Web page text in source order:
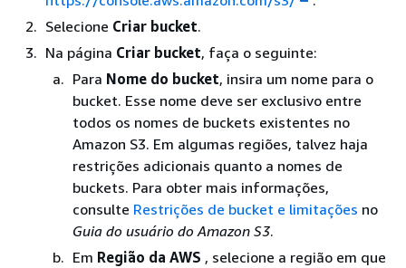
Selecione Criar bucket.
Na página Criar bucket, faça o seguinte:
Para Nome do bucket, insira um nome para o
bucket. Esse nome deve ser exclusivo entre
todos os nomes de buckets existentes no
Amazon S3. Em algumas regiões, talvez haja
restrições adicionais quanto a nomes de
buckets. Para obter mais informações,
consulte Restrições de bucket e limitações no
Guia do usuário do Amazon S3.
Em Região da AWS , selecione a região em que